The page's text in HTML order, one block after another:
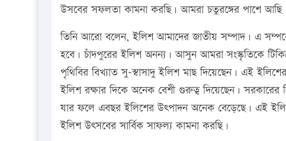
উসবের সফলতা কামনা করছি। আমরা চতুরঙ্গের পাশে আছি
তিনি আরো বলেন, ইলিশ আমাদের জাতীয় সম্পাদ। এ
হবে। চাঁদপুরের ইলিশ অনন্য। আসুন আমরা সংস্কৃতিকে
পৃথিবির বিখ্যাত সু-স্বাসাদু ইলিশ মাছ দিয়েছেন। এই
ইলিশ রক্ষার দিকে অনেক বেশী গুরুত্ব দিয়েছেন।
যার ফলে এবছর ইলিশের উৎপাদন অনেক বেড়েছে। এই
ইলিশ উৎসবের সার্বিক সাফল্য কামনা করছি।